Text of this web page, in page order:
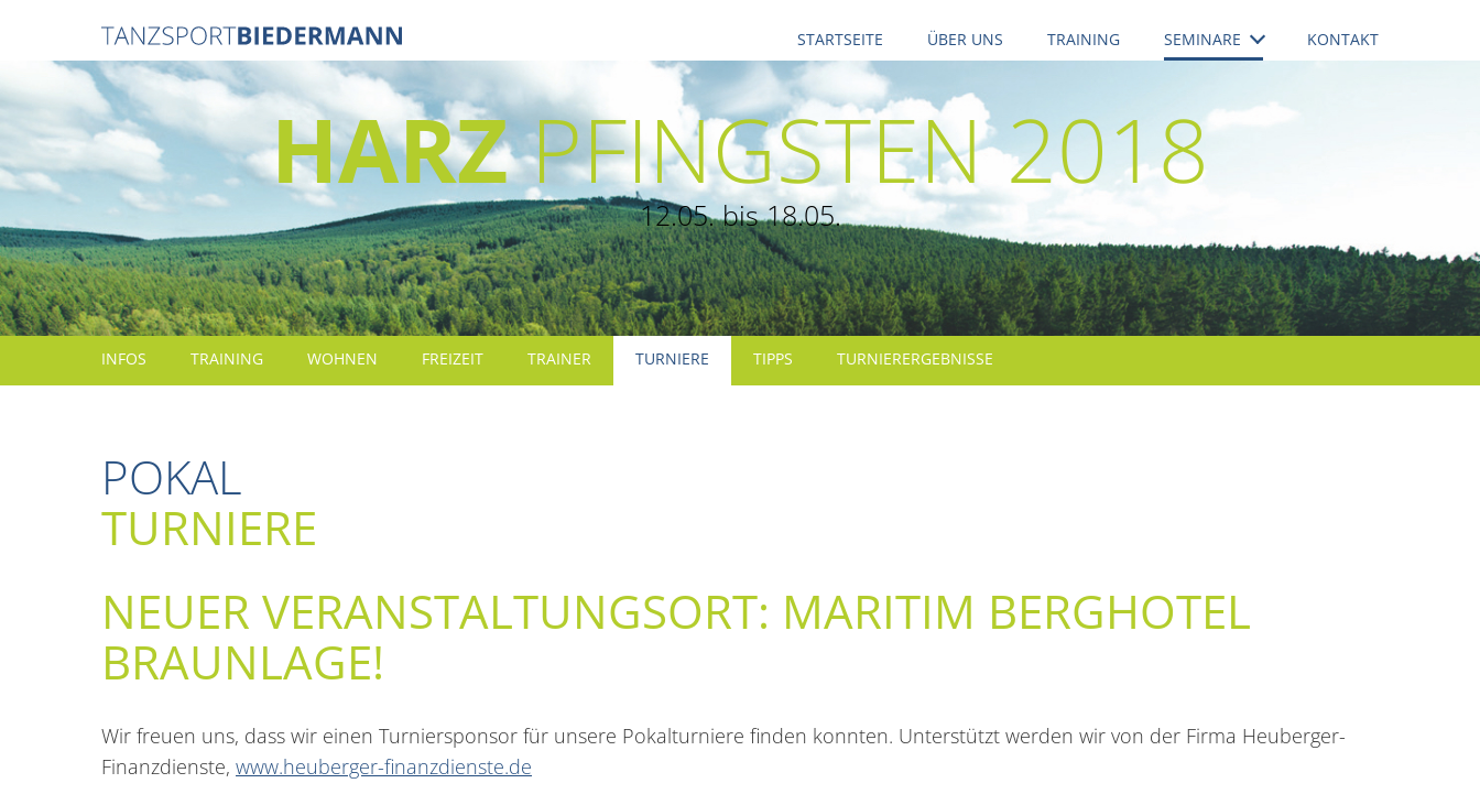
STARTSEITE ÜBER UNS TRAINING SEMINARE KONTAKT
HARZPFINGSTEN 2018
12.05. bis 18.05.
INFOS TRAINING WOHNEN FREIZEIT TRAINER TURNIERE TIPPS TURNIERERGEBNISSE
POKAL
TURNIERE
NEUER VERANSTALTUNGSORT: MARITIM BERGHOTEL
BRAUNLAGE!
Wir freuen uns, dass wir einen Turniersponsor für unsere Pokalturniere finden konnten. Unterstützt werden wir von der Firma Heuberger-
Finanzdienste, www.heuberger-finanzdienste.de